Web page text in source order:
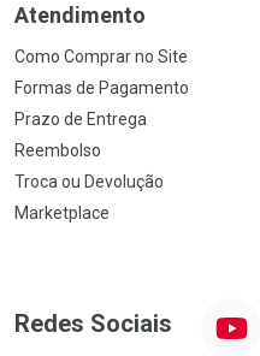
Atendimento
Como Comprar no Site
Formas de Pagamento
Prazo de Entrega
Reembolso
Troca ou Devolução
Marketplace
Redes Sociais